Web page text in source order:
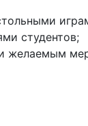
студентов;
желаемым